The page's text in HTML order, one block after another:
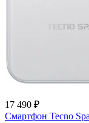
17 490 ₽
Смартфон Tecno